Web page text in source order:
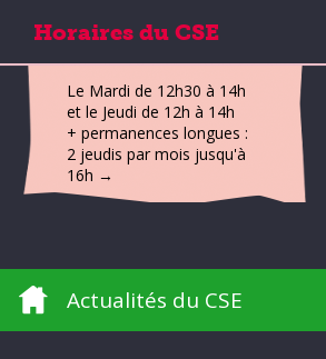
Horaires du CSE
Le Mardi de 12h30 à 14h
et le Jeudi de 12h à 14h
+ permanences longues :
2 jeudis par mois jusqu'à
16h →
Actualités du CSE